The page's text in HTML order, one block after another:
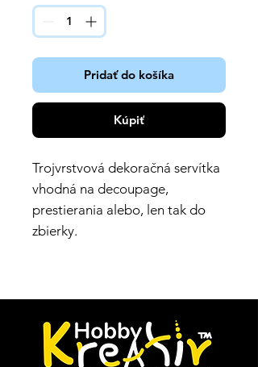
Pridať do košíka
Kúpiť
Trojvrstvová dekoračná servítka
vhodná na decoupage,
prestierania alebo, len tak do
zbierky.